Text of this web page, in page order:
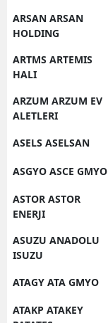
ARSAN ARSAN
HOLDING
ARTMS ARTEMIS
HALI
ARZUM ARZUM EV
ALETLERI
ASELS ASELSAN
ASGYO ASCE GMYO
ASTOR ASTOR
ENERJI
ASUZU ANADOLU
ISUZU
ATAGY ATA GMYO
ATAKP ATAKEY